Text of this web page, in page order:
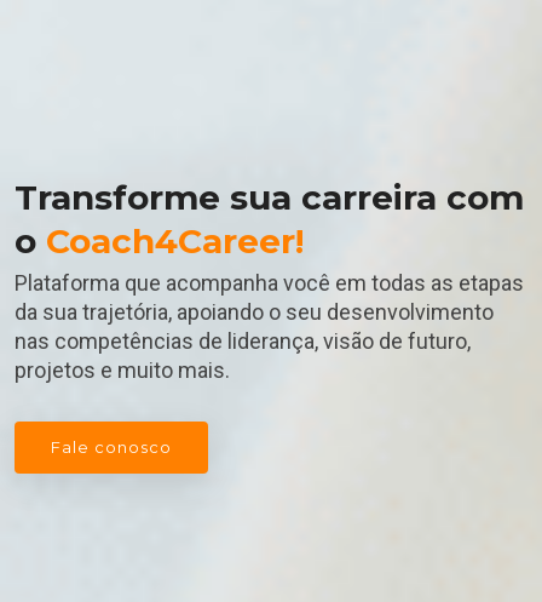
Transforme sua carreira com
o Coach4Career!
Plataforma que acompanha você em todas as etapas
da sua trajetória, apoiando o seu desenvolvimento
nas competências de liderança, visão de futuro,
projetos e muito mais.
Fale conosco